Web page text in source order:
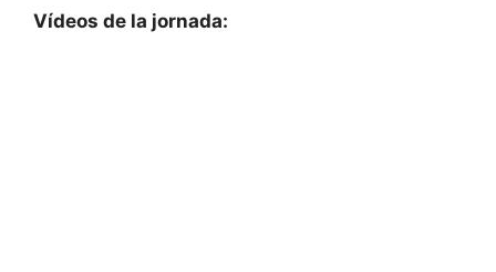
Vídeos de la jornada: